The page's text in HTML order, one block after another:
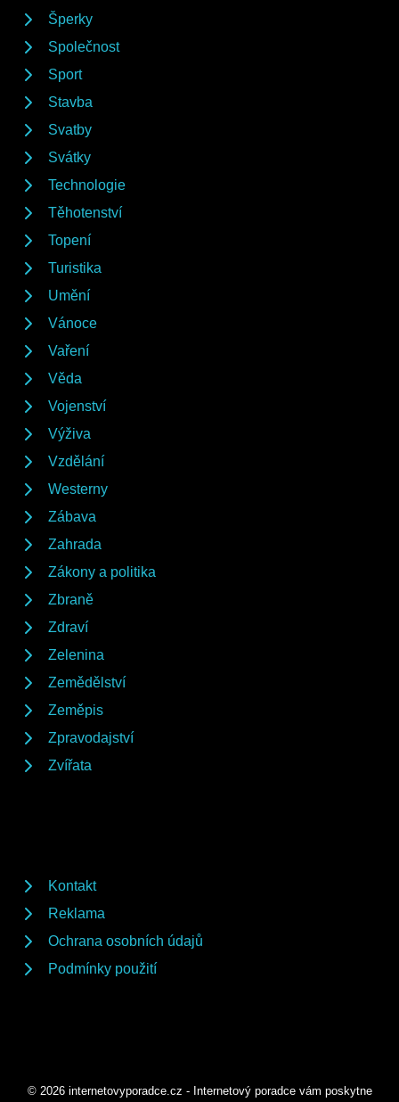
Šperky
Společnost
Sport
Stavba
Svatby
Svátky
Technologie
Těhotenství
Topení
Turistika
Umění
Vánoce
Vaření
Věda
Vojenství
Výživa
Vzdělání
Westerny
Zábava
Zahrada
Zákony a politika
Zbraně
Zdraví
Zelenina
Zemědělství
Zeměpis
Zpravodajství
Zvířata
Kontakt
Reklama
Ochrana osobních údajů
Podmínky použití
© 2026 internetovyporadce.cz - Internetový poradce vám poskytne